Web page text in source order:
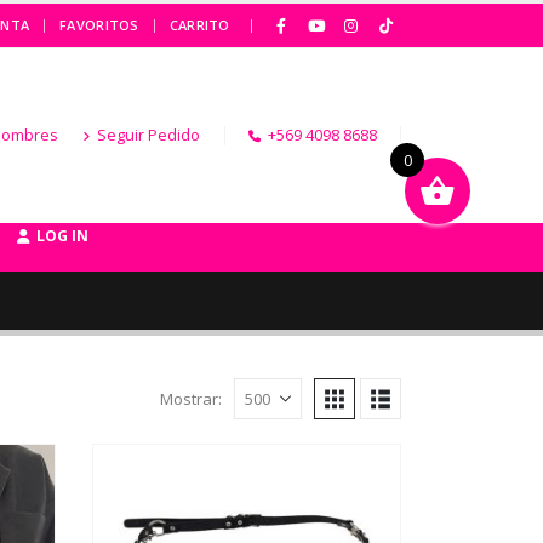
FAVORITOS CARRITO |
Seguir Pedido +569 4098 8688
LOG IN
Mostrar:
0